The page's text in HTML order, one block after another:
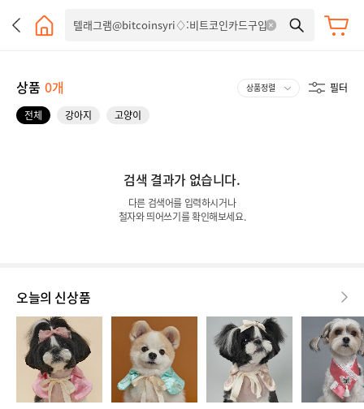
상품 0개
필터
전체
강아지 고양이
검색 결과가 없습니다.
다른 검색어를 입력하시거나
철자와 띄어쓰기를 확인해보세요.
오늘의 신상품